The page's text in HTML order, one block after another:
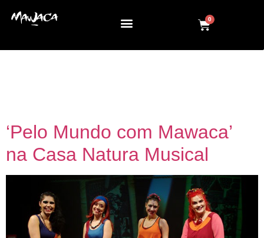
0
‘Pelo Mundo com Mawaca’
na Casa Natura Musical